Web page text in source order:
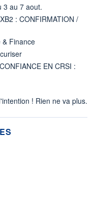
3 au 7 aout.
: CONFIRMATION /
& Finance
EN CRSI :
! Rien ne va plus.